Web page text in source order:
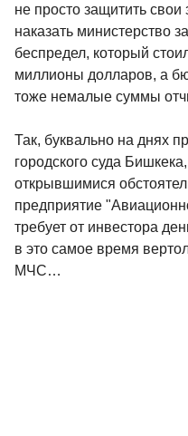
не просто защитить
наказать министерство
беспредел, который
миллионы долларов, а
тоже немалые суммы
Так, буквально на днях
городского суда
открывшимися
предприятие
требует от инвестора
в это самое время
МЧС…